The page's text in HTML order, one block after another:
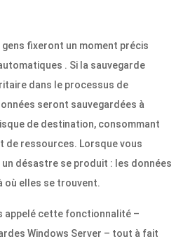
fixeront un moment précis
. Si la sauvegarde
dans le processus de
seront sauvegardées à
de destination, consommant
de ressources. Lorsque vous
désastre se produit : les données
où elles se trouvent.
appelé cette fonctionnalité –
Windows Server – tout à fait